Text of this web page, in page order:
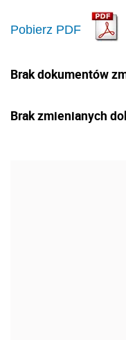
Pobierz PDF
Brak dokumentów
Brak zmienianych